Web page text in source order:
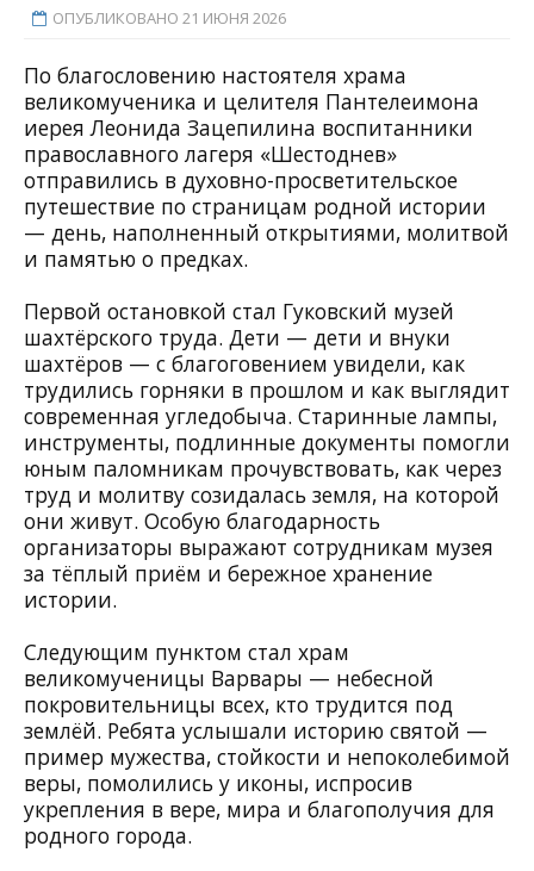
ОПУБЛИКОВАНО 21 ИЮНЯ 2026
По благословению настоятеля храма
великомученика и целителя Пантелеимона
иерея Леонида Зацепилина воспитанники
православного лагеря «Шестоднев»
отправились в духовно-просветительское
путешествие по страницам родной истории
— день, наполненный открытиями, молитвой
и памятью о предках.
Первой остановкой стал Гуковский музей
шахтёрского труда. Дети — дети и внуки
шахтёров — с благоговением увидели, как
трудились горняки в прошлом и как выглядит
современная угледобыча. Старинные лампы,
инструменты, подлинные документы помогли
юным паломникам прочувствовать, как через
труд и молитву созидалась земля, на которой
они живут. Особую благодарность
организаторы выражают сотрудникам музея
за тёплый приём и бережное хранение
истории.
Следующим пунктом стал храм
великомученицы Варвары — небесной
покровительницы всех, кто трудится под
землёй. Ребята услышали историю святой —
пример мужества, стойкости и непоколебимой
веры, помолились у иконы, испросив
укрепления в вере, мира и благополучия для
родного города.